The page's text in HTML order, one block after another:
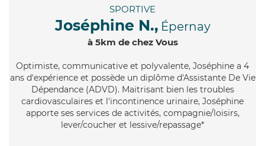
SPORTIVE
Joséphine N., Épernay
à 5km de chez Vous
Optimiste, communicative et polyvalente, Joséphine a 4
ans d'expérience et possède un diplôme d'Assistante De Vie
Dépendance (ADVD). Maitrisant bien les troubles
cardiovasculaires et l'incontinence urinaire, Joséphine
apporte ses services de activités, compagnie/loisirs,
lever/coucher et lessive/repassage*